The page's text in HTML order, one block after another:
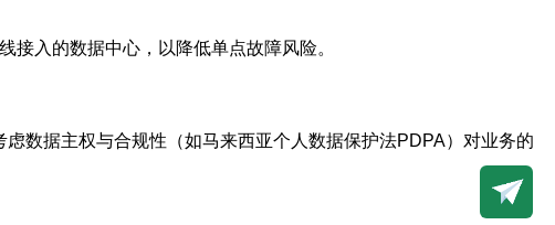
入的数据中心，以降低单点故障风险。
数据主权与合规性（如马来西亚个人数据保护法PDPA）对业务的